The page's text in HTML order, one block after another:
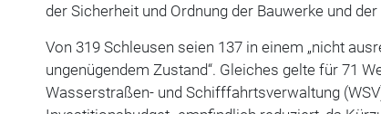
der Sicherheit und Ordnung der Bauwerke und
Von 319 Schleusen seien 137 in einem „nicht
ungenügendem Zustand“. Gleiches gelte für 71
Wasserstraßen- und Schifffahrtsverwaltung